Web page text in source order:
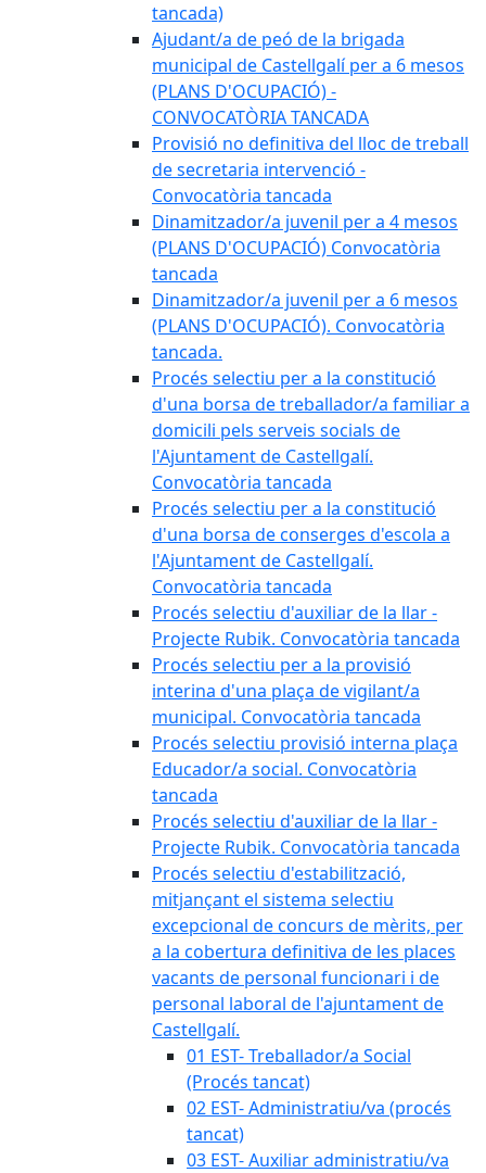
tancada)
Ajudant/a de peó de la brigada
municipal de Castellgalí per a 6 mesos
(PLANS D'OCUPACIÓ) -
CONVOCATÒRIA TANCADA
Provisió no definitiva del lloc de treball
de secretaria intervenció -
Convocatòria tancada
Dinamitzador/a juvenil per a 4 mesos
(PLANS D'OCUPACIÓ) Convocatòria
tancada
Dinamitzador/a juvenil per a 6 mesos
(PLANS D'OCUPACIÓ). Convocatòria
tancada.
Procés selectiu per a la constitució
d'una borsa de treballador/a familiar a
domicili pels serveis socials de
l'Ajuntament de Castellgalí.
Convocatòria tancada
Procés selectiu per a la constitució
d'una borsa de conserges d'escola a
l'Ajuntament de Castellgalí.
Convocatòria tancada
Procés selectiu d'auxiliar de la llar -
Projecte Rubik. Convocatòria tancada
Procés selectiu per a la provisió
interina d'una plaça de vigilant/a
municipal. Convocatòria tancada
Procés selectiu provisió interna plaça
Educador/a social. Convocatòria
tancada
Procés selectiu d'auxiliar de la llar -
Projecte Rubik. Convocatòria tancada
Procés selectiu d'estabilització,
mitjançant el sistema selectiu
excepcional de concurs de mèrits, per
a la cobertura definitiva de les places
vacants de personal funcionari i de
personal laboral de l'ajuntament de
Castellgalí.
01 EST- Treballador/a Social
(Procés tancat)
02 EST- Administratiu/va (procés
tancat)
03 EST- Auxiliar administratiu/va